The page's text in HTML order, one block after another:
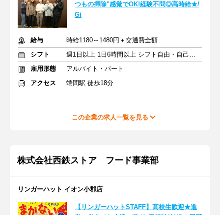
つもの掃除"感覚でOK!経験不問◎高時給★/
Gi
給与
時給1180～1480円＋交通費全額
シフト
週1日以上 1日6時間以上 シフト自由・自己申告
雇用形態
アルバイト・パート
アクセス
端間駅 徒歩18分
この企業の求人一覧を見る
株式会社西鉄ストア フード事業部
リンガーハット イオン小郡店
【リンガーハットSTAFF】高校生歓迎★進